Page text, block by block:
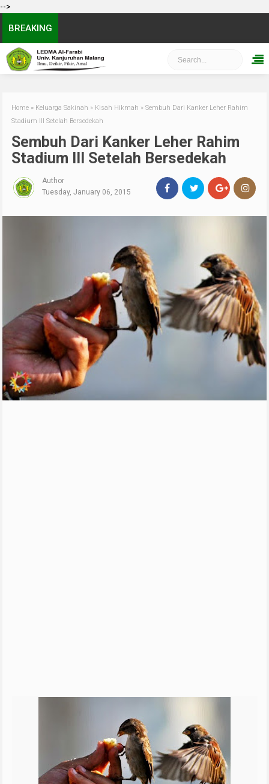
-->
BREAKING
Home » Keluarga Sakinah » Kisah Hikmah »Sembuh Dari Kanker Leher Rahim
Stadium III Setelah Bersedekah
Sembuh Dari Kanker Leher Rahim
Stadium III Setelah Bersedekah
Author
Tuesday, January 06, 2015